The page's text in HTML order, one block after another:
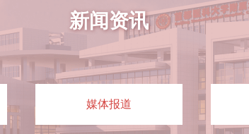
新闻资讯
媒体报道